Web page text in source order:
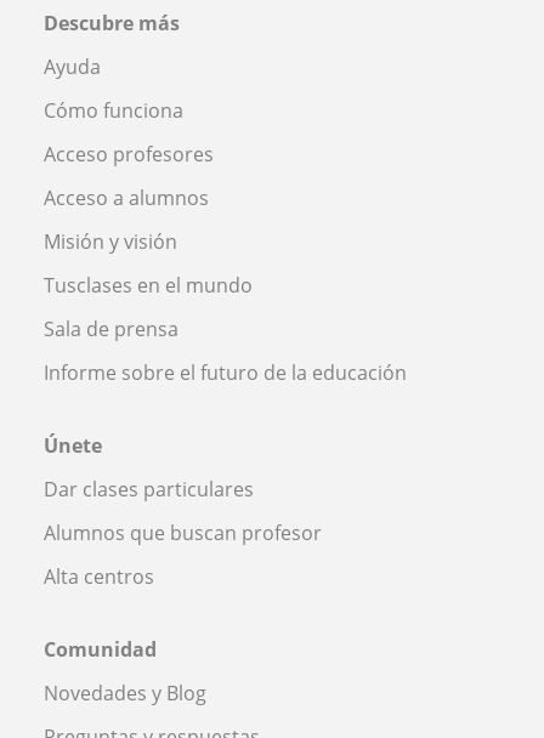
Descubre más
Ayuda
Cómo funciona
Acceso profesores
Acceso a alumnos
Misión y visión
Tusclases en el mundo
Sala de prensa
Informe sobre el futuro de la educación
Únete
Dar clases particulares
Alumnos que buscan profesor
Alta centros
Comunidad
Novedades y Blog